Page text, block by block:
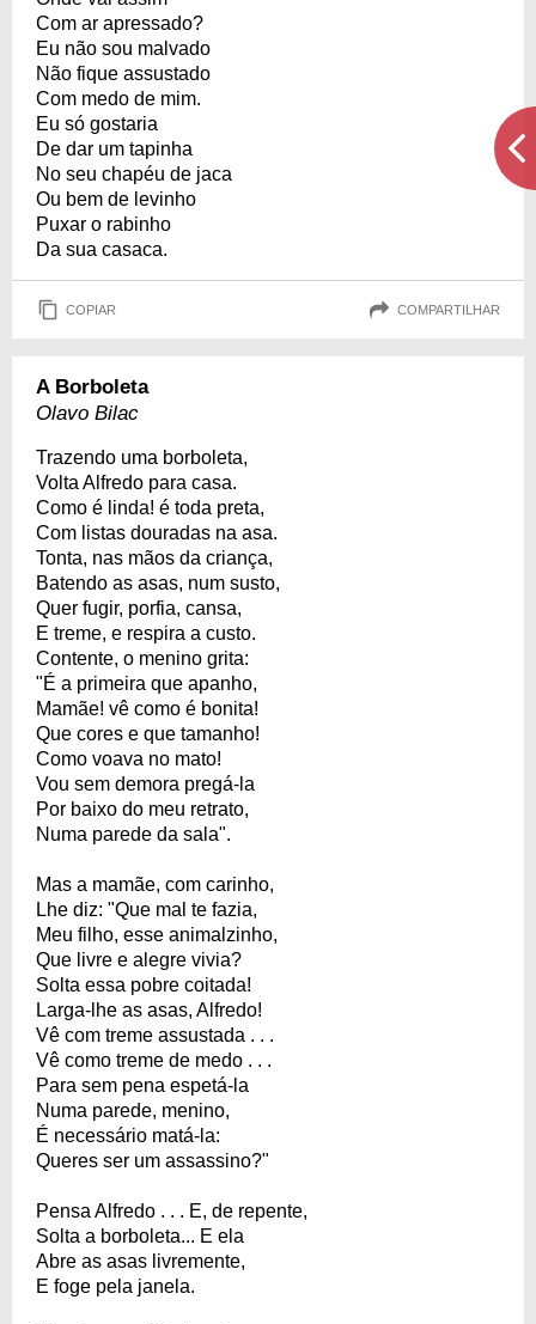
Com ar apressado?
Eu não sou malvado
Não fique assustado
Com medo de mim.
Eu só gostaria
De dar um tapinha
No seu chapéu de jaca
Ou bem de levinho
Puxar o rabinho
Da sua casaca.
COPIAR COMPARTILHAR
A Borboleta
Olavo Bilac
Trazendo uma borboleta,
Volta Alfredo para casa.
Como é linda! é toda preta,
Com listas douradas na asa.
Tonta, nas mãos da criança,
Batendo as asas, num susto,
Quer fugir, porfia, cansa,
E treme, e respira a custo.
Contente, o menino grita:
"É a primeira que apanho,
Mamãe! vê como é bonita!
Que cores e que tamanho!
Como voava no mato!
Vou sem demora pregá-la
Por baixo do meu retrato,
Numa parede da sala".
Mas a mamãe, com carinho,
Lhe diz: "Que mal te fazia,
Meu filho, esse animalzinho,
Que livre e alegre vivia?
Solta essa pobre coitada!
Larga-lhe as asas, Alfredo!
Vê com treme assustada . . .
Vê como treme de medo . . .
Para sem pena espetá-la
Numa parede, menino,
É necessário matá-la:
Queres ser um assassino?"
Pensa Alfredo . . . E, de repente,
Solta a borboleta... E ela
Abre as asas livremente,
E foge pela janela.